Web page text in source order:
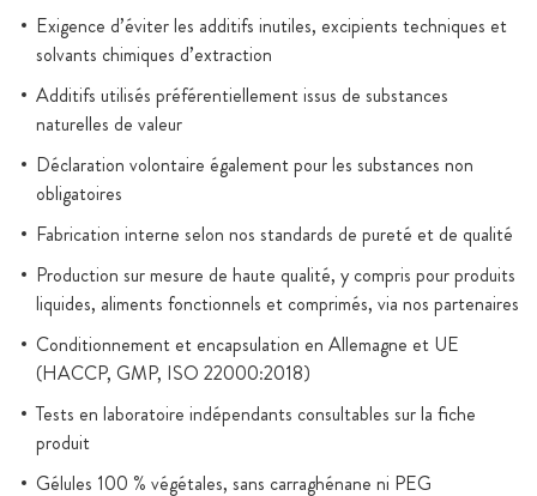
Exigence d’éviter les additifs inutiles, excipients techniques et
solvants chimiques d’extraction
Additifs utilisés préférentiellement issus de substances
naturelles de valeur
Déclaration volontaire également pour les substances non
obligatoires
Fabrication interne selon nos standards de pureté et de qualité
Production sur mesure de haute qualité, y compris pour produits
liquides, aliments fonctionnels et comprimés, via nos partenaires
Conditionnement et encapsulation en Allemagne et UE
(HACCP, GMP, ISO 22000:2018)
Tests en laboratoire indépendants consultables sur la fiche
produit
Gélules 100 % végétales, sans carraghénane ni PEG